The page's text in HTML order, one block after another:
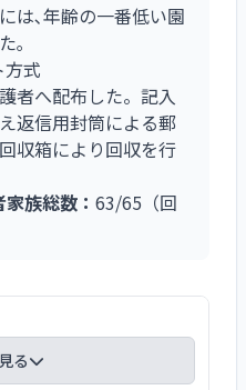
は､年齢の一番低い園
｡
方式
者へ配布した。記入
返信用封筒による郵
収箱により回収を行
族総数： 63/65（回
る